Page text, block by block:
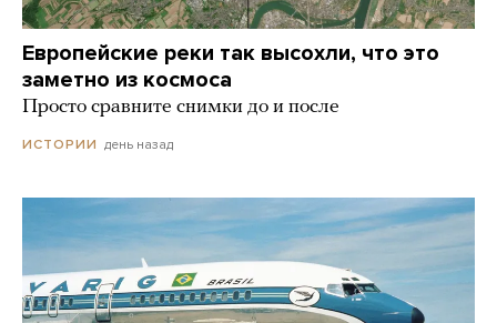
Европейские реки так высохли, что это
заметно из космоса
Просто сравните снимки до и после
ИСТОРИИ день назад